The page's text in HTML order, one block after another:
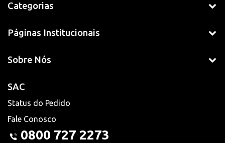
Categorias
Páginas Institucionais
Sobre Nós
SAC
Status do Pedido
Fale Conosco
0800 727 2273